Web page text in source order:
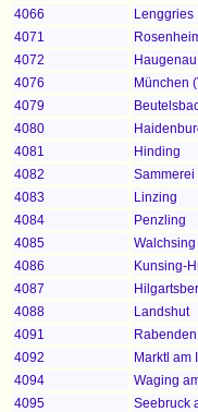
4066
Lenggries
4071
4072
4076
München
4079
4080
4081
Hinding
4082
Sammerei
4083
Linzing
4084
Penzling
4085
Walchsing
4086
Kunsing-
4087
4088
Landshut
4091
Rabenden
4092
Marktl am
4094
Waging
4095
Seebruck